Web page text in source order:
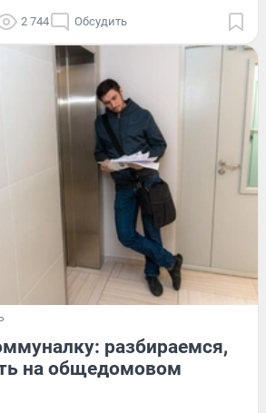
2 744 Обсудить
разбираемся,
на общедомовом